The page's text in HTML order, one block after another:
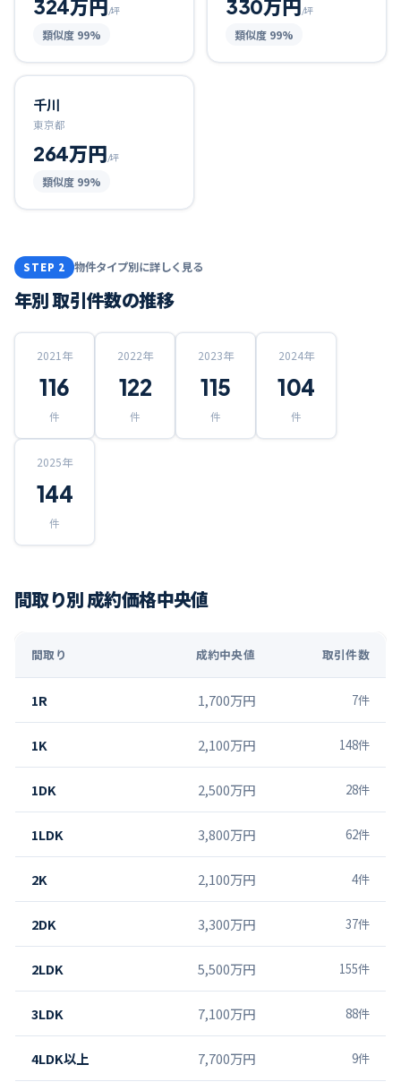
324万円 /坪
類似度 99%
330万円 /坪
類似度 99%
千川
東京都
264万円/坪
類似度 99%
STEP 2 物件タイプ別に詳しく見る
年別 取引件数の推移
2021 年
116
件
2022年
122
件
2023年
115
件
2024年
104
件
2025年
144
件
間取り別 成約価格中央値
間取り 成約中央値 取引件数
1R 1,700万円 7件
1K 2,100万円 148件
1DK 2,500万円 28件
1LDK 3,800万円 62件
2K 2,100万円 4件
2DK 3,300万円 37件
2LDK 5,500万円 155件
3LDK 7,100万円 88件
4LDK以上 7,700万円 9件